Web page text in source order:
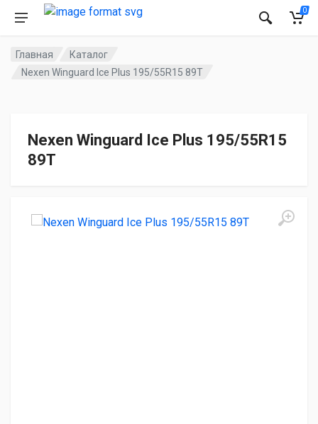
0
Главная
Каталог
Nexen Winguard Ice Plus 195/55R15 89T
Nexen Winguard Ice Plus 195/55R15
89T